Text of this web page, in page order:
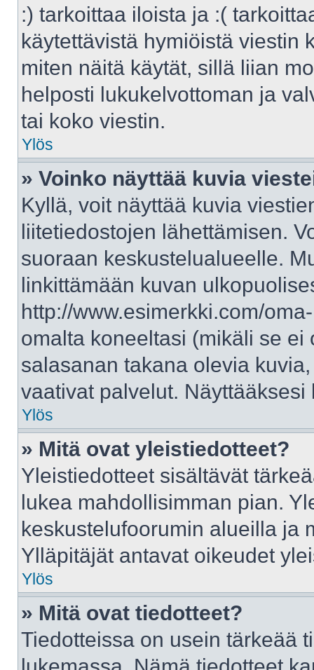
:) tarkoittaa iloista ja :(
käytettävistä hymiöistä viestin
miten näitä käytät, sillä liian
helposti lukukelvottoman ja
tai koko viestin.
Ylös
» Voinko näyttää kuvia
Kyllä, voit näyttää kuvia
liitetiedostojen lähettämisen.
suoraan keskustelualueelle.
linkittämään kuvan
http://www.esimerkki.com/
omalta koneeltasi (mikäli se
salasanan takana olevia
vaativat palvelut.
Ylös
» Mitä ovat yleistiedotteet?
Yleistiedotteet sisältävät
lukea mahdollisimman pian.
keskustelufoorumin alueilla ja
Ylläpitäjät antavat oikeudet
Ylös
» Mitä ovat tiedotteet?
Tiedotteissa on usein tärkeää